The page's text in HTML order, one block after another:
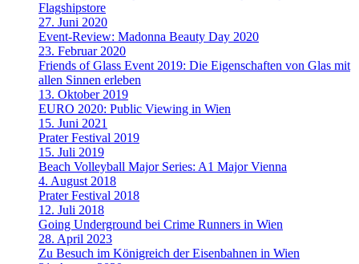
Flagshipstore
27. Juni 2020
Event-Review: Madonna Beauty Day 2020
23. Februar 2020
Friends of Glass Event 2019: Die Eigenschaften von Glas mit
allen Sinnen erleben
13. Oktober 2019
EURO 2020: Public Viewing in Wien
15. Juni 2021
Prater Festival 2019
15. Juli 2019
Beach Volleyball Major Series: A1 Major Vienna
4. August 2018
Prater Festival 2018
12. Juli 2018
Going Underground bei Crime Runners in Wien
28. April 2023
Zu Besuch im Königreich der Eisenbahnen in Wien